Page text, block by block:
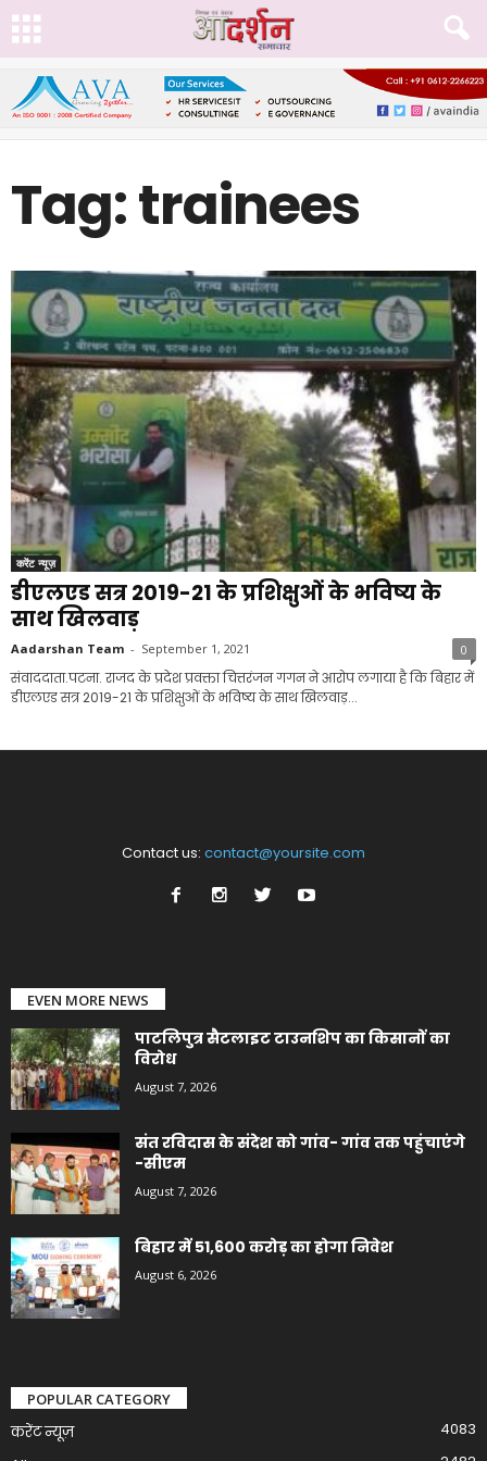
Tag: trainees
करेंट न्यूज़
डीएलएड सत्र 2019-21 के प्रशिक्षुओं के भविष्य के
साथ खिलवाड़
Aadarshan Team - September 1, 2021 0
संवाददाता.पटना. राजद के प्रदेश प्रवक्ता चित्तरंजन गगन ने आरोप लगाया है कि बिहार में
डीएलएड सत्र 2019-21 के प्रशिक्षुओं के भविष्य के साथ खिलवाड़...
Contact us: contact@yoursite.com
EVEN MORE NEWS
पाटलिपुत्र सैटलाइट टाउनशिप का किसानों का
विरोध
August 7, 2026
संत रविदास के संदेश को गांव- गांव तक पहुंचाएंगे
-सीएम
August 7, 2026
बिहार में 51,600 करोड़ का होगा निवेश
August 6, 2026
POPULAR CATEGORY
करेंट न्यूज़
4083